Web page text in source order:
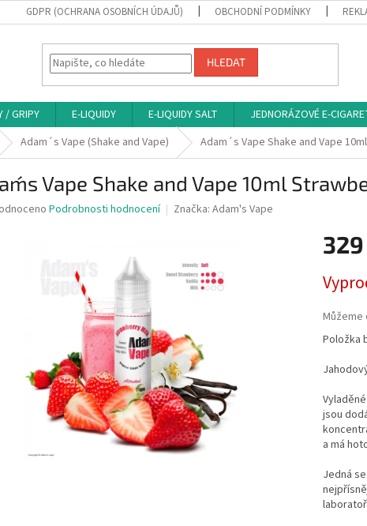
GDPR (OCHRANA OSOBNÍCH ÚDAJŮ) OBCHODNÍ PODMÍNKY
HLEDAT
/ GRIPY E-LIQUIDY E-LIQUIDY SALT JEDNORÁZOVÉ E-
Adam´s Vape (Shake and Vape) Adam´s Vape Shake and Vape
Vape Shake and Vape 10ml
Podrobnosti hodnocení Značka: Adam's Vape
cena:
Můžeme
Položka
jsou
a má
Jedná